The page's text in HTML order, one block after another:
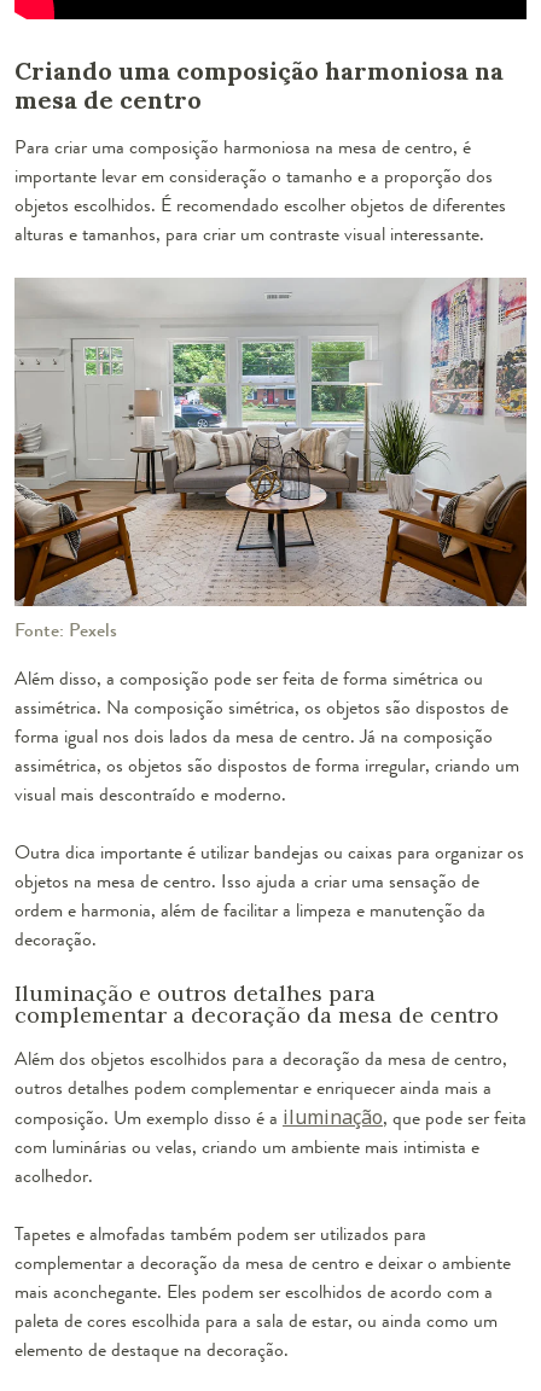
Criando uma composição harmoniosa na
mesa de centro
Para criar uma composição harmoniosa na mesa de centro, é
importante levar em consideração o tamanho e a proporção dos
objetos escolhidos. É recomendado escolher objetos de diferentes
alturas e tamanhos, para criar um contraste visual interessante.
Fonte: Pexels
Além disso, a composição pode ser feita de forma simétrica ou
assimétrica. Na composição simétrica, os objetos são dispostos de
forma igual nos dois lados da mesa de centro. Já na composição
assimétrica, os objetos são dispostos de forma irregular, criando um
visual mais descontraído e moderno.
Outra dica importante é utilizar bandejas ou caixas para organizar os
objetos na mesa de centro. Isso ajuda a criar uma sensação de
ordem e harmonia, além de facilitar a limpeza e manutenção da
decoração.
Iluminação e outros detalhes para
complementar a decoração da mesa de centro
Além dos objetos escolhidos para a decoração da mesa de centro,
outros detalhes podem complementar e enriquecer ainda mais a
composição. Um exemplo disso é a iluminação, que pode ser feita
com luminárias ou velas, criando um ambiente mais intimista e
acolhedor.
Tapetes e almofadas também podem ser utilizados para
complementar a decoração da mesa de centro e deixar o ambiente
mais aconchegante. Eles podem ser escolhidos de acordo com a
paleta de cores escolhida para a sala de estar, ou ainda como um
elemento de destaque na decoração.